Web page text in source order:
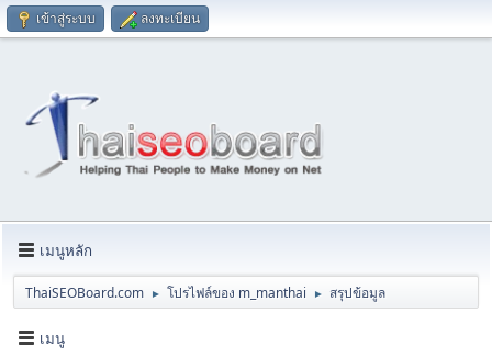
เข้าสู่ระบบ ลงทะเบียน
เมนูหลัก
ThaiSEOBoard.com ► โปรไฟล์ของ m_manthai ► สรุปข้อมูล
เมนู